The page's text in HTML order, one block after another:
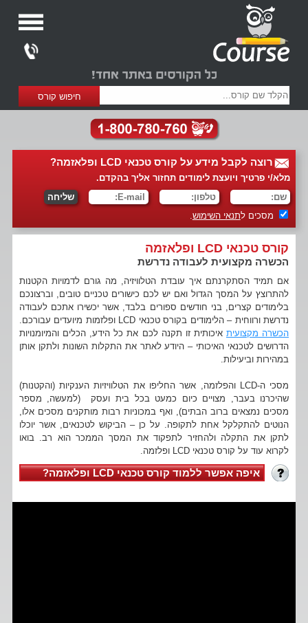
רוצה לקבל מידע על קורס טכנאי LCD ופלאזמה?
מלא/י פרטיך ויועצת לימודים תחזור אליך בהקדם.
מסכים לתנאי השימוש.
קורס טכנאי LCD ופלאזמה
הכשרה מקצועית לעבודה נדרשת
אם תמיד הסתקרנתם איך עובדת הטלוויזיה, מה גורם לדמויות הקטנות
להתרוצץ על המסך הגדול ואם יש לכם כישורים טכניים טובים, וברצונכם
בלימודים קצרים, בני חודשים ספורים בלבד, אשר יכשירו אתכם לעבודה
נדרשת ורווחית – הלימודים בקורס טכנאי LCD ופלזמות מיועדים עבורכם.
הכשרה מקצועית איכותית זו תקנה לכם את כל הידע, הכלים והמיומנויות
הדרושים לטכנאי האיכותי – היודע לאתר את התקלות השונות ולתקן אותן
במהירות וביעילות.
מסכי ה-LCD והפלזמה, אשר החליפו את הטלוויזיות הענקיות (והקטנות)
שהיכרנו בעבר, מצויים כיום כמעט בכל בית ועסק (למעשה, מספר
מסכים נמצאים ברוב הבתים), ואף במכוניות רבות מותקנים מסכים אלו,
הנוטים להתקלקל אחת לתקופה. על כן – הביקוש לטכנאים, אשר יוכלו
לתקן את התקלה ולהחזיר לתפקוד את המסך הממכר הוא רב. בואו
לקרוא עוד על קורס טכנאי LCD ופלזמה.
איפה אפשר ללמוד קורס טכנאי LCD ופלאזמה?